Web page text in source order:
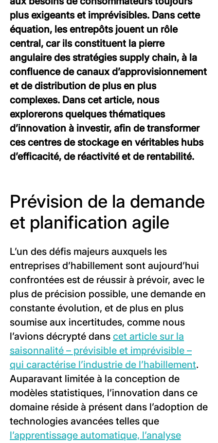
plus exigeants et imprévisibles. Dans cette
équation, les entrepôts jouent un rôle
central, car ils constituent la pierre
angulaire des stratégies supply chain, à la
confluence de canaux d’approvisionnement
et de distribution de plus en plus
complexes. Dans cet article, nous
explorerons quelques thématiques
d’innovation à investir, afin de transformer
ces centres de stockage en véritables hubs
d’efficacité, de réactivité et de rentabilité.
Prévision de la demande
et planification agile
L’un des défis majeurs auxquels les
entreprises d’habillement sont aujourd’hui
confrontées est de réussir à prévoir, avec le
plus de précision possible, une demande en
constante évolution, et de plus en plus
soumise aux incertitudes, comme nous
l’avions décrypté dans cet article sur la
saisonnalité – prévisible et imprévisible –
qui caractérise l’industrie de l’habillement.
Auparavant limitée à la conception de
modèles statistiques, l’innovation dans ce
domaine réside à présent dans l’adoption de
technologies avancées telles que
l’apprentissage automatique, l’analyse